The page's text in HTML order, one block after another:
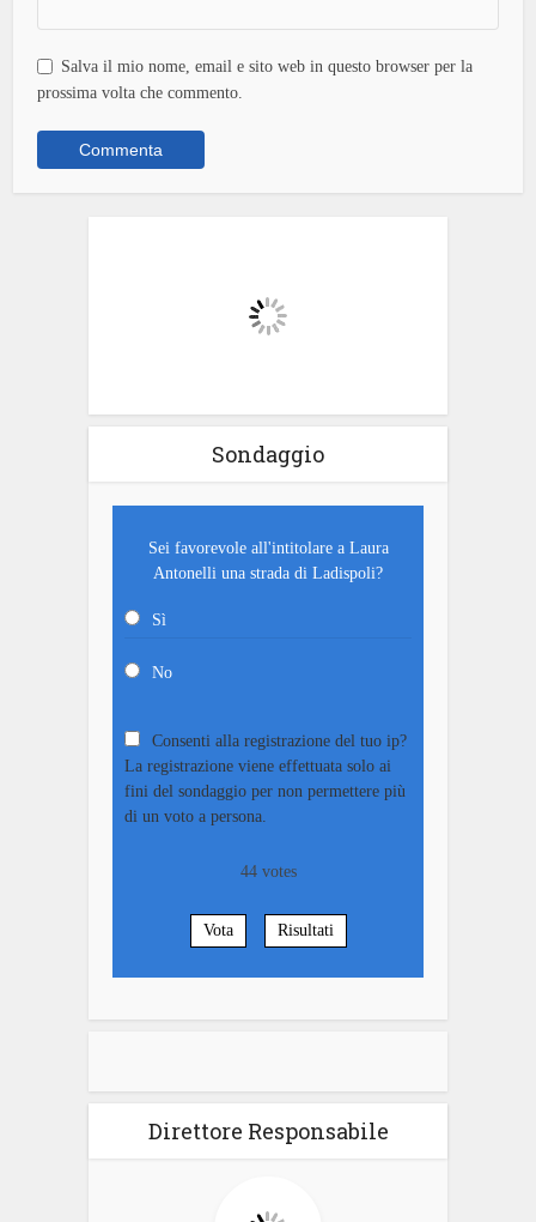
Salva il mio nome, email e sito web in questo browser per la
prossima volta che commento.
Sondaggio
Sei favorevole all'intitolare a Laura
Antonelli una strada di Ladispoli?
Sì
No
Consenti alla registrazione del tuo ip?
La registrazione viene effettuata solo ai
fini del sondaggio per non permettere più
di un voto a persona.
44votes
Vota Risultati
Direttore Responsabile